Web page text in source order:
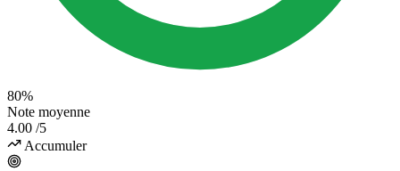
80%
Note moyenne
4.00 /5
Accumuler